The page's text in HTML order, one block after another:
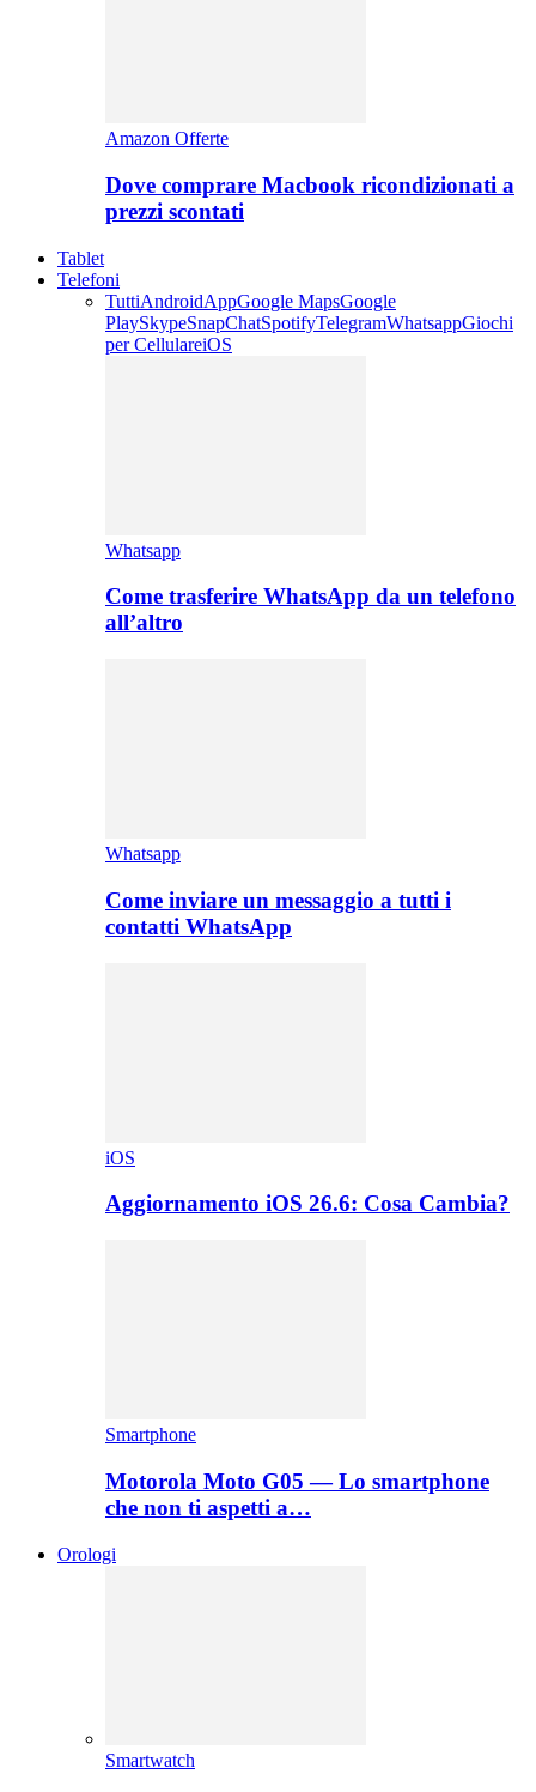
Amazon Offerte
Dove comprare Macbook ricondizionati a
prezzi scontati
Tablet
Telefoni
TuttiAndroidAppGoogle MapsGoogle
PlaySkypeSnapChatSpotifyTelegramWhatsappGiochi
per CellulareiOS
Whatsapp
Come trasferire WhatsApp da un telefono
all’altro
Whatsapp
Come inviare un messaggio a tutti i
contatti WhatsApp
iOS
Aggiornamento iOS 26.6: Cosa Cambia?
Smartphone
Motorola Moto G05 — Lo smartphone
che non ti aspetti a…
Orologi
Smartwatch